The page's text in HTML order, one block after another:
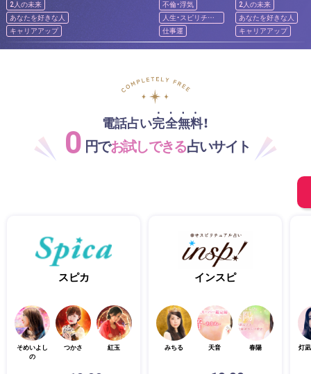
2人の未来
あなたを好きな人
キャリアアップ
不倫・浮気
人生・スピリチュ
アル
仕事運
2人の未来
あなたを好きな人
キャリアアップ
電話占い完全無料！
0 円でお試しできる占いサイト
スピカ
そめいよし
の
つかさ 紅玉
インスピ
みちる 天音 春陽
灯